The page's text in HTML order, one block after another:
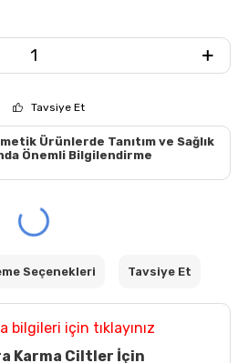
Tavsiye Et
Ürünlerde Tanıtım ve Sağlık
Önemli Bilgilendirme
Seçenekleri Tavsiye Et
için tıklayınız
Karma Ciltler İçin